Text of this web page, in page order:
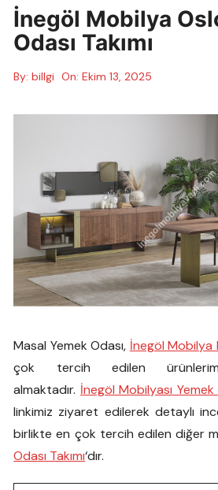
İnegöl Mobilya
Odası Takımı
By: billgi On:Ekim 13, 2025
Masal Yemek Odası, İnegöl Mobilya
çok tercih edilen
almaktadır. İnegöl Mobilyası
linkimiz ziyaret edilerek detaylı
birlikte en çok tercih edilen diğer
Odası Takımı‘dır.